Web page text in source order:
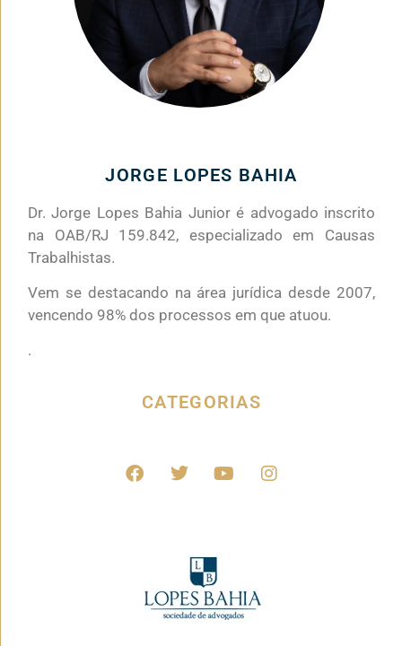
JORGE LOPES BAHIA
Dr. Jorge Lopes Bahia Junior é advogado inscrito
na OAB/RJ 159.842, especializado em Causas
Trabalhistas.
Vem se destacando na área jurídica desde 2007,
vencendo 98% dos processos em que atuou.
.
CATEGORIAS